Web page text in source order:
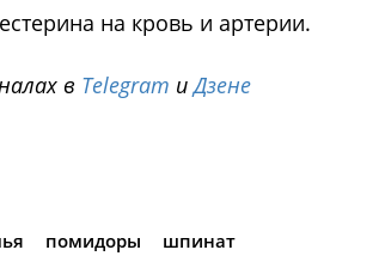
на кровь и артерии.
в Telegram иДзене
помидоры шпинат